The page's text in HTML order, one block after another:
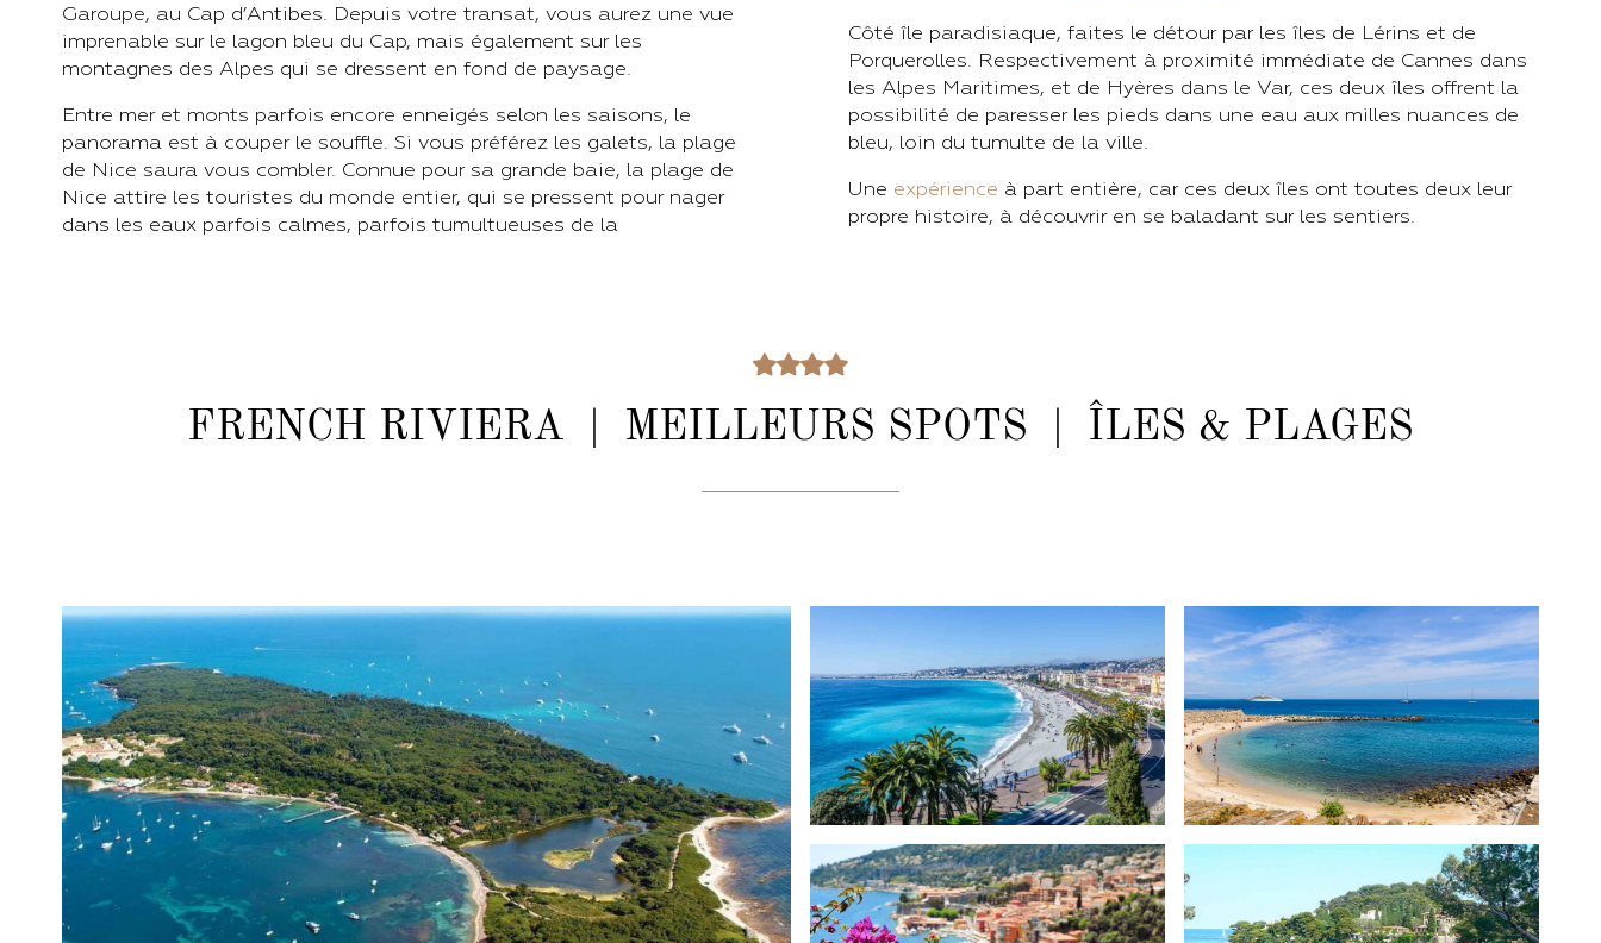
Garoupe, au Cap d’Antibes. Depuis votre transat, vous aurez une vue
imprenable sur le lagon bleu du Cap, mais également sur les
montagnes des Alpes qui se dressent en fond de paysage.
Entre mer et monts parfois encore enneigés selon les saisons, le
panorama est à couper le souffle. Si vous préférez les galets, la plage
de Nice saura vous combler. Connue pour sa grande baie, la plage de
Nice attire les touristes du monde entier, qui se pressent pour nager
dans les eaux parfois calmes, parfois tumultueuses de la
Côté île paradisiaque, faites le détour par les îles de Lérins et de
Porquerolles. Respectivement à proximité immédiate de Cannes dans
les Alpes Maritimes, et de Hyères dans le Var, ces deux îles offrent la
possibilité de paresser les pieds dans une eau aux milles nuances de
bleu, loin du tumulte de la ville.
Une expérience à part entière, car ces deux îles ont toutes deux leur
propre histoire, à découvrir en se baladant sur les sentiers.
FRENCH RIVIERA | MEILLEURS SPOTS | ÎLES & PLAGES